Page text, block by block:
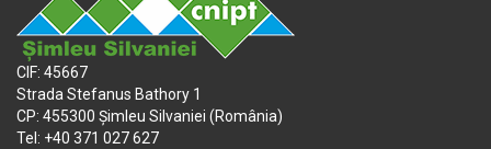
CIF: 45667
Strada Stefanus Bathory 1
CP: 455300 Șimleu Silvaniei (România)
Tel: +40 371 027 627